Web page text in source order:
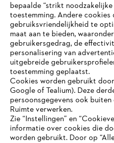
Bedrijf
STIHL FAQ
Contact
JE BROWSER
bepaalde “strikt
toestemming. Andere cookies
gebruiksvriendelijkheid te
maat aan te bieden,
gebruikersgedrag, de
personalisering van
uitgebreide
toestemming geplaatst.
Cookies worden gebruikt
Google of Tealium). Deze
persoonsgegevens ook
Ruimte verwerken.
Zie “Instellingen” en
informatie over cookies die
worden gebruikt. Door op